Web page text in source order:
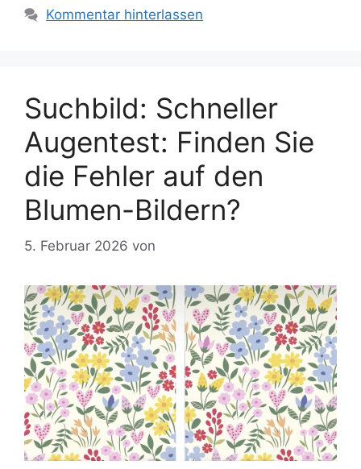
Kommentar hinterlassen
Suchbild: Schneller
Augentest: Finden Sie
die Fehler auf den
Blumen-Bildern?
5. Februar 2026 von